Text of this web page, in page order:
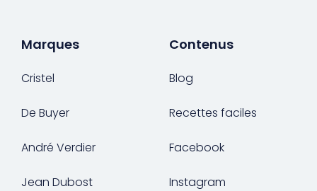
Marques
Cristel
De Buyer
André Verdier
Jean Dubost
Contenus
Blog
Recettes faciles
Facebook
Instagram